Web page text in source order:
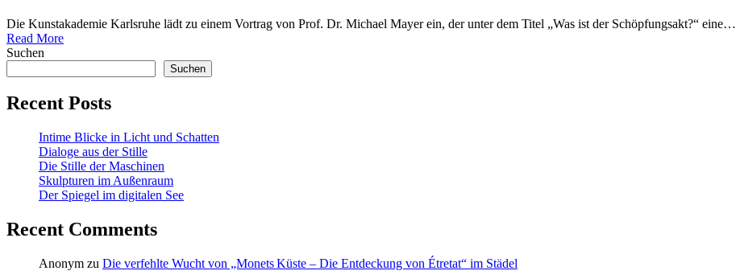
Die Kunstakademie Karlsruhe lädt zu einem Vortrag von Prof. Dr. Michael Mayer ein, der unter dem Titel „Was ist der Schöpfungsakt?“ eine…
Read More
Suchen
Suchen
Recent Posts
Intime Blicke in Licht und Schatten
Dialoge aus der Stille
Die Stille der Maschinen
Skulpturen im Außenraum
Der Spiegel im digitalen See
Recent Comments
Anonym zu Die verfehlte Wucht von „Monets Küste – Die Entdeckung von Étretat“ im Städel